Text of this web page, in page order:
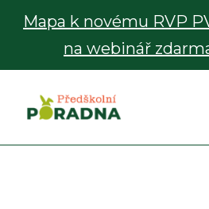
Mapa k novému RVP
na webinář